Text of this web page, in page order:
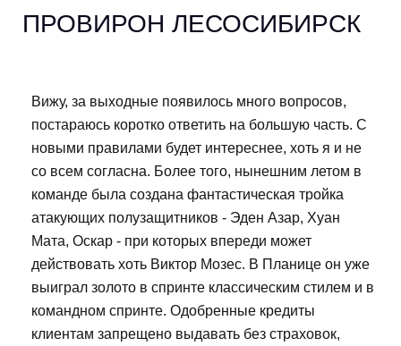
ПРОВИРОН ЛЕСОСИБИРСК
Вижу, за выходные появилось много вопросов,
постараюсь коротко ответить на большую часть. С
новыми правилами будет интереснее, хоть я и не
со всем согласна. Более того, нынешним летом в
команде была создана фантастическая тройка
атакующих полузащитников - Эден Азар, Хуан
Мата, Оскар - при которых впереди может
действовать хоть Виктор Мозес. В Планице он уже
выиграл золото в спринте классическим стилем и в
командном спринте. Одобренные кредиты
клиентам запрещено выдавать без страховок,